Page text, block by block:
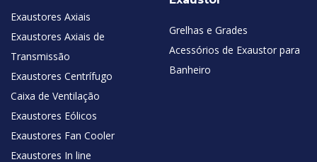
Exaustores Axiais
Exaustores Axiais de
Transmissão
Exaustores Centrífugo
Caixa de Ventilação
Exaustores Eólicos
Exaustores Fan Cooler
Exaustores In line
Grelhas e Grades
Acessórios de Exaustor para
Banheiro